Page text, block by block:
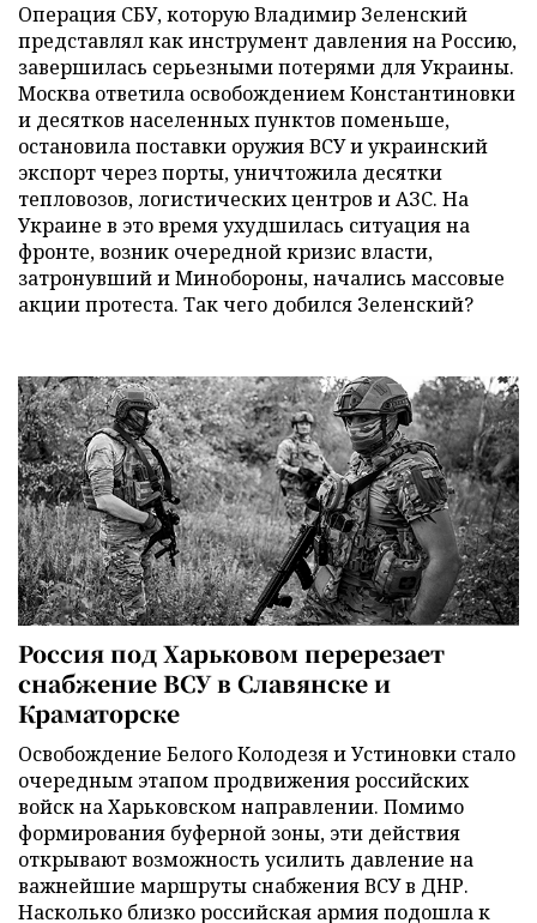
Операция СБУ, которую Владимир Зеленский
представлял как инструмент давления на Россию,
завершилась серьезными потерями для Украины.
Москва ответила освобождением Константиновки
и десятков населенных пунктов поменьше,
остановила поставки оружия ВСУ и украинский
экспорт через порты, уничтожила десятки
тепловозов, логистических центров и АЗС. На
Украине в это время ухудшилась ситуация на
фронте, возник очередной кризис власти,
затронувший и Минобороны, начались массовые
акции протеста. Так чего добился Зеленский?
Россия под Харьковом перерезает
снабжение ВСУ в Славянске и
Краматорске
Освобождение Белого Колодезя и Устиновки стало
очередным этапом продвижения российских
войск на Харьковском направлении. Помимо
формирования буферной зоны, эти действия
открывают возможность усилить давление на
важнейшие маршруты снабжения ВСУ в ДНР.
Насколько близко российская армия подошла к